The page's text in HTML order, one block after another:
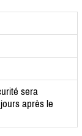
sera
jours après le